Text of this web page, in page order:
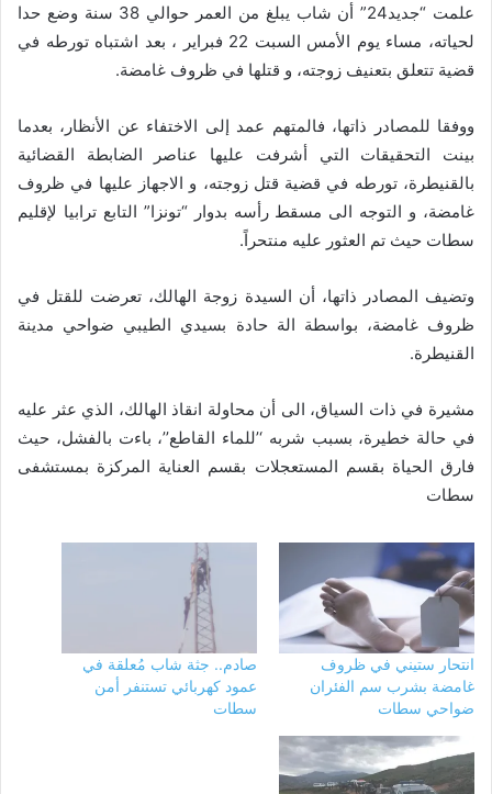
علمت “جديد24” أن شاب يبلغ من العمر حوالي 38 سنة وضع حدا
لحياته، مساء يوم الأمس السبت 22 فبراير ، بعد اشتباه تورطه في
قضية تتعلق بتعنيف زوجته، و قتلها في ظروف غامضة.
ووفقا للمصادر ذاتها، فالمتهم عمد إلى الاختفاء عن الأنظار، بعدما
بينت التحقيقات التي أشرفت عليها عناصر الضابطة القضائية
بالقنيطرة، تورطه في قضية قتل زوجته، و الاجهاز عليها في ظروف
غامضة، و التوجه الى مسقط رأسه بدوار “تونزا” التابع ترابيا لإقليم
سطات حيث تم العثور عليه منتحراً.
وتضيف المصادر ذاتها، أن السيدة زوجة الهالك، تعرضت للقتل في
ظروف غامضة، بواسطة الة حادة بسيدي الطيبي ضواحي مدينة
القنيطرة.
مشيرة في ذات السياق، الى أن محاولة انقاذ الهالك، الذي عثر عليه
في حالة خطيرة، بسبب شربه ‘’للماء القاطع’’، باءت بالفشل، حيث
فارق الحياة بقسم المستعجلات بقسم العناية المركزة بمستشفى
سطات
انتحار ستيني في ظروف
غامضة بشرب سم الفئران
ضواحي سطات
صادم.. جثة شاب مُعلقة في
عمود كهربائي تستنفر أمن
سطات